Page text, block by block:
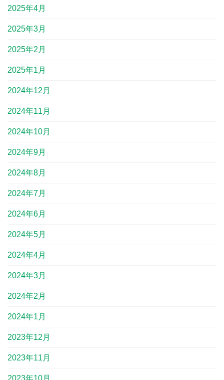
2025年4月
2025年3月
2025年2月
2025年1月
2024年12月
2024年11月
2024年10月
2024年9月
2024年8月
2024年7月
2024年6月
2024年5月
2024年4月
2024年3月
2024年2月
2024年1月
2023年12月
2023年11月
2023年10月